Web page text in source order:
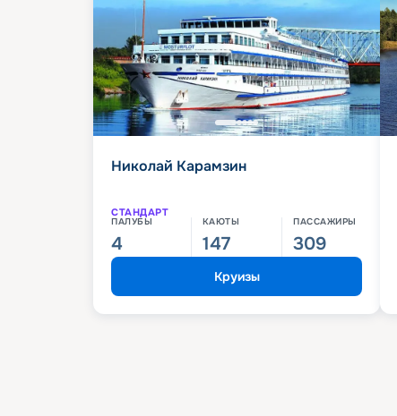
Николай Карамзин
СТАНДАРТ
ПАЛУБЫ
4
КАЮТЫ
147
ПАССАЖИРЫ
309
Круизы